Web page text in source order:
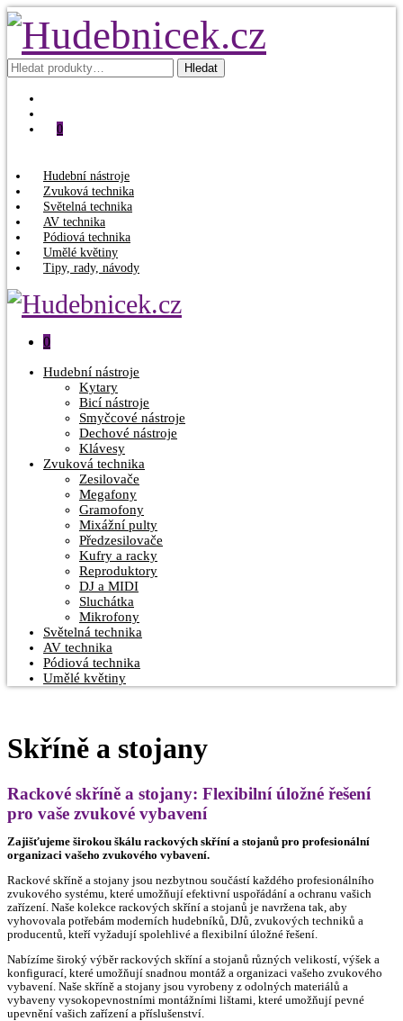
Hledat: Hledat
0
Hudební nástroje
Zvuková technika
Světelná technika
AV technika
Pódiová technika
Umělé květiny
Tipy, rady, návody
0
Hudební nástroje
Kytary
Bicí nástroje
Smyčcové nástroje
Dechové nástroje
Klávesy
Zvuková technika
Zesilovače
Megafony
Gramofony
Mixážní pulty
Předzesilovače
Kufry a racky
Reproduktory
DJ a MIDI
Sluchátka
Mikrofony
Světelná technika
AV technika
Pódiová technika
Umělé květiny
Skříně a stojany
Rackové skříně a stojany: Flexibilní úložné řešení
pro vaše zvukové vybavení
Zajišťujeme širokou škálu rackových skříní a stojanů pro profesionální
organizaci vašeho zvukového vybavení.
Rackové skříně a stojany jsou nezbytnou součástí každého profesionálního
zvukového systému, které umožňují efektivní uspořádání a ochranu vašich
zařízení. Naše kolekce rackových skříní a stojanů je navržena tak, aby
vyhovovala potřebám moderních hudebníků, DJů, zvukových techniků a
producentů, kteří vyžadují spolehlivé a flexibilní úložné řešení.
Nabízíme široký výběr rackových skříní a stojanů různých velikostí, výšek a
konfigurací, které umožňují snadnou montáž a organizaci vašeho zvukového
vybavení. Naše skříně a stojany jsou vyrobeny z odolných materiálů a
vybaveny vysokopevnostními montážními lištami, které umožňují pevné
upevnění vašich zařízení a příslušenství.